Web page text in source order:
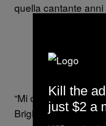
quella cantante anni
Abiti del
“Mi chiamo Tom, ho
Brighton. Oggi,
Kill the
just $2 a